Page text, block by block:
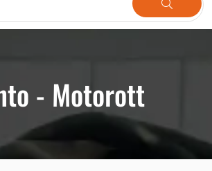
- Motorott